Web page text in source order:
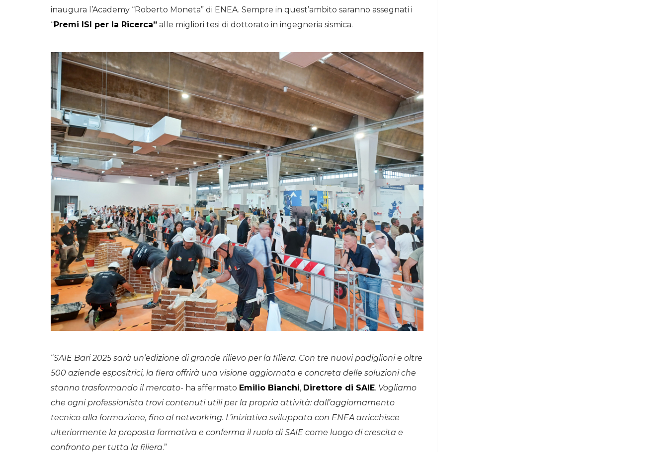
inaugura l’Academy “Roberto Moneta” di ENEA. Sempre in quest’ambito saranno assegnati i
“Premi ISI per la Ricerca” alle migliori tesi di dottorato in ingegneria sismica.
“SAIE Bari 2025 sarà un’edizione di grande rilievo per la filiera. Con tre nuovi padiglioni e oltre
500 aziende espositrici, la fiera offrirà una visione aggiornata e concreta delle soluzioni che
stanno trasformando il mercato- ha affermato Emilio Bianchi, Direttore di SAIE. Vogliamo
che ogni professionista trovi contenuti utili per la propria attività: dall’aggiornamento
tecnico alla formazione, fino al networking. L’iniziativa sviluppata con ENEA arricchisce
ulteriormente la proposta formativa e conferma il ruolo di SAIE come luogo di crescita e
confronto per tutta la filiera.”